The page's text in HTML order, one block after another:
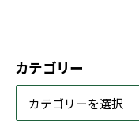
カテゴリー